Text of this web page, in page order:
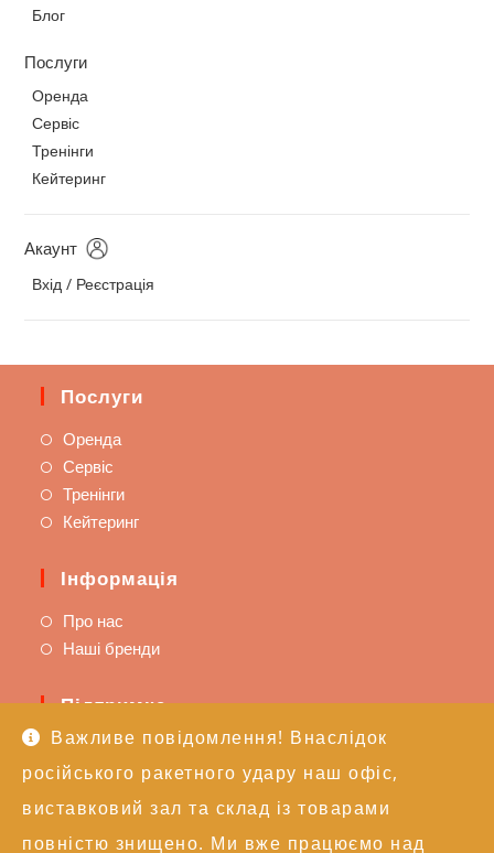
Важливе повідомлення! Внаслідок
російського ракетного удару наш офіс,
виставковий зал та склад із товарами
повністю знищено. Ми вже працюємо над
Блог
Послуги
Оренда
Сервіс
Тренінги
Кейтеринг
Акаунт
Вхід / Реєстрація
Послуги
Оренда
Сервіс
Тренінги
Кейтеринг
Інформація
Про нас
Наші бренди
Підтримка
Доставка та оплата
Політика повернення
Техпідтримка